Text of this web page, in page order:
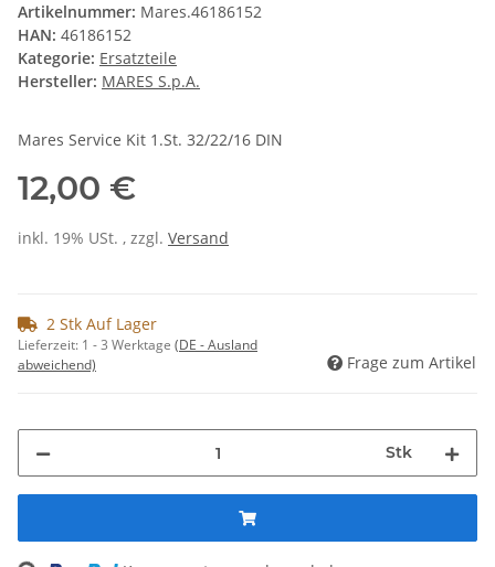
Artikelnummer: Mares.46186152
HAN: 46186152
Kategorie: Ersatzteile
Hersteller: MARES S.p.A.
Mares Service Kit 1.St. 32/22/16 DIN
12,00 €
inkl. 19% USt. , zzgl. Versand
2 Stk Auf Lager
Lieferzeit: 1 - 3 Werktage (DE - Ausland
abweichend)
Frage zum Artikel
Stk